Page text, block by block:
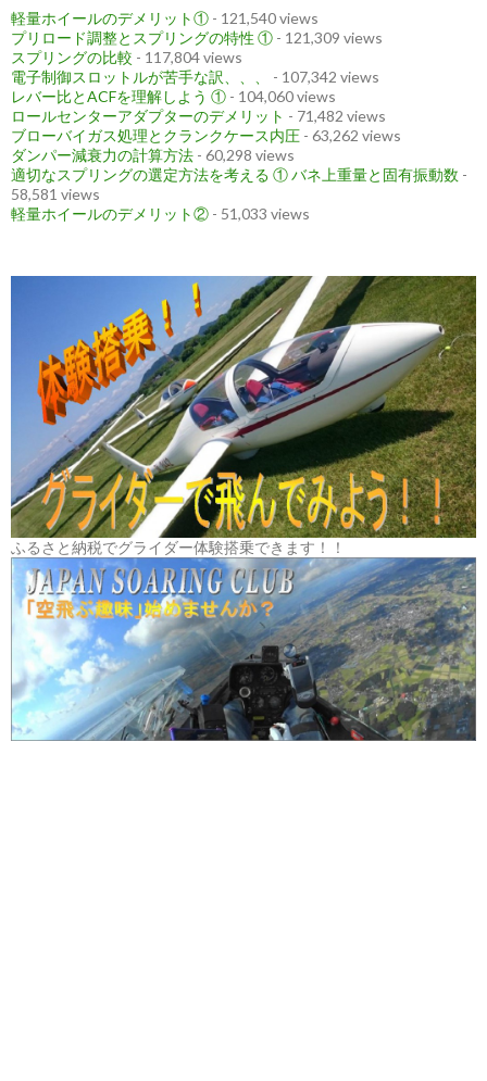
軽量ホイールのデメリット① - 121,540 views
プリロード調整とスプリングの特性 ① - 121,309 views
スプリングの比較 - 117,804 views
電子制御スロットルが苦手な訳、、、
- 107,342 views
レバー比とACFを理解しよう ① - 104,060 views
ロールセンターアダプターのデメリット - 71,482 views
ブローバイガス処理とクランクケース内圧 - 63,262 views
ダンパー減衰力の計算方法 - 60,298 views
適切なスプリングの選定方法を考える ① バネ上重量と固有振動数 -
58,581 views
軽量ホイールのデメリット② - 51,033 views
ふるさと納税でグライダー体験搭乗できます！！